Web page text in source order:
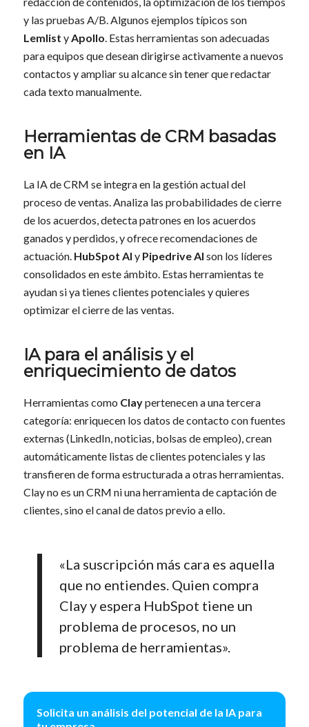
y las pruebas A/B. Algunos ejemplos típicos son
Lemlist yApollo. Estas herramientas son adecuadas
para equipos que desean dirigirse activamente a nuevos
contactos y ampliar su alcance sin tener que redactar
cada texto manualmente.
Herramientas de CRM basadas
en IA
La IA de CRM se integra en la gestión actual del
proceso de ventas. Analiza las probabilidades de cierre
de los acuerdos, detecta patrones en los acuerdos
ganados y perdidos, y ofrece recomendaciones de
actuación. HubSpot AI y Pipedrive AI son los líderes
consolidados en este ámbito. Estas herramientas te
ayudan si ya tienes clientes potenciales y quieres
optimizar el cierre de las ventas.
IA para el análisis y el
enriquecimiento de datos
Herramientas como Claypertenecen a una tercera
categoría: enriquecen los datos de contacto con fuentes
externas (LinkedIn, noticias, bolsas de empleo), crean
automáticamente listas de clientes potenciales y las
transfieren de forma estructurada a otras herramientas.
Clay no es un CRM ni una herramienta de captación de
clientes, sino el canal de datos previo a ello.
«La suscripción más cara es aquella
que no entiendes. Quien compra
Clay y espera HubSpot tiene un
problema de procesos, no un
problema de herramientas».
Solicita un análisis del potencial de la IA para